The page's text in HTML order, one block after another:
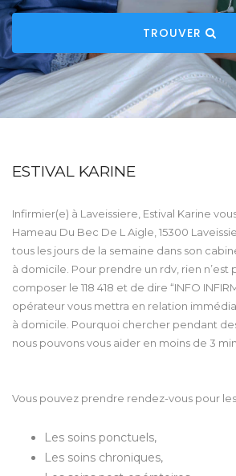
TROUVER
ESTIVAL KARINE
Infirmier(e) à Laveissiere, Estival Karine
Hameau Du Bec De L Aigle, 15300
tous les jours de la semaine dans son
à domicile. Pour prendre un rdv, rien n’est
composer le 118 418 et de dire “INFO
opérateur vous mettra en relation
à domicile. Pourquoi chercher pendant
nous pouvons vous aider en moins de 3
Vous pouvez prendre rendez-vous pour les
Les soins ponctuels,
Les soins chroniques,